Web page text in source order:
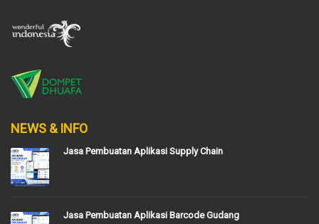
NEWS & INFO
Jasa Pembuatan Aplikasi Supply Chain
Jasa Pembuatan Aplikasi Barcode Gudang